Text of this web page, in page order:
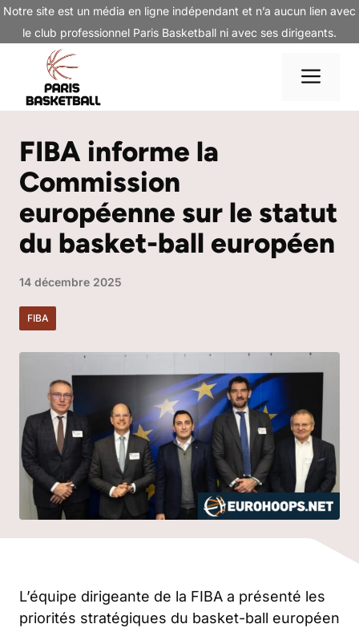
Aller
contenu
Notre site est un média en ligne indépendant et n’a aucun lien avec
le club professionnel Paris Basketball ni avec ses dirigeants.
FIBA informe la
Commission
européenne sur le statut
du basket-ball européen
14 décembre 2025
FIBA
L’équipe dirigeante de la FIBA a présenté les
priorités stratégiques du basket-ball européen